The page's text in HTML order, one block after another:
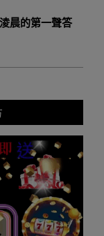
晨的第一聲答